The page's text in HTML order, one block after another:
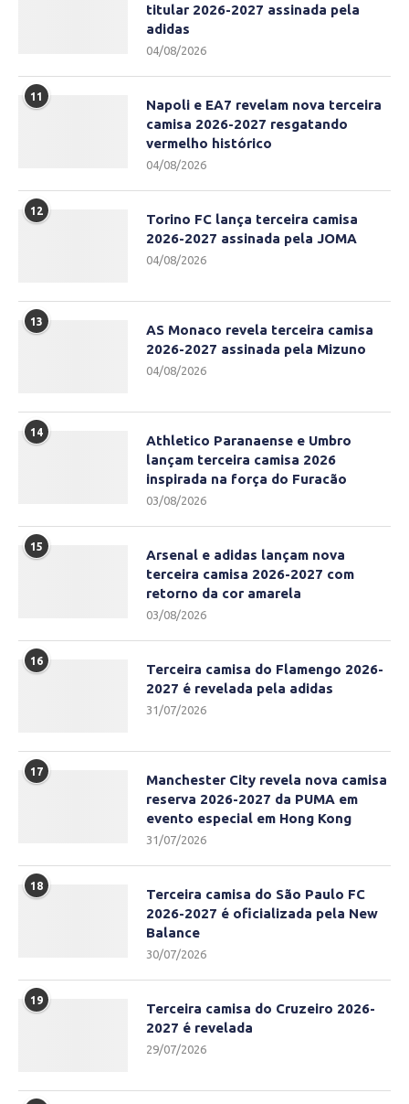
titular 2026-2027 assinada pela
adidas
04/08/2026
11
Napoli e EA7 revelam nova terceira
camisa 2026-2027 resgatando
vermelho histórico
04/08/2026
12
Torino FC lança terceira camisa
2026-2027 assinada pela JOMA
04/08/2026
13
AS Monaco revela terceira camisa
2026-2027 assinada pela Mizuno
04/08/2026
14
Athletico Paranaense e Umbro
lançam terceira camisa 2026
inspirada na força do Furacão
03/08/2026
15
Arsenal e adidas lançam nova
terceira camisa 2026-2027 com
retorno da cor amarela
03/08/2026
16
Terceira camisa do Flamengo 2026-
2027 é revelada pela adidas
31/07/2026
17
Manchester City revela nova camisa
reserva 2026-2027 da PUMA em
evento especial em Hong Kong
31/07/2026
18
Terceira camisa do São Paulo FC
2026-2027 é oficializada pela New
Balance
30/07/2026
19
Terceira camisa do Cruzeiro 2026-
2027 é revelada
29/07/2026